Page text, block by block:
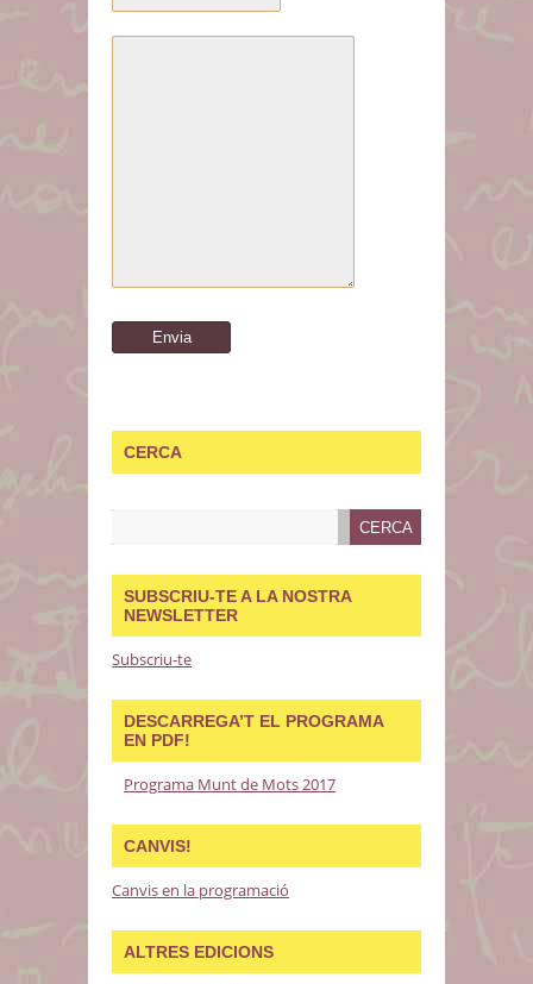
CERCA
SUBSCRIU-TE A LA NOSTRA
NEWSLETTER
Subscriu-te
DESCARREGA’T EL PROGRAMA
EN PDF!
Programa Munt de Mots 2017
CANVIS!
Canvis en la programació
ALTRES EDICIONS